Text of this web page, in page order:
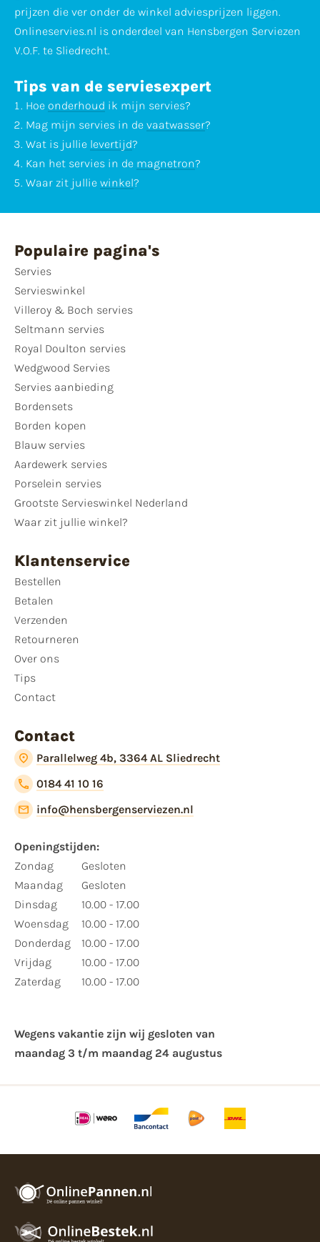
prijzen die ver onder de winkel adviesprijzen liggen.
Onlineservies.nl is onderdeel van Hensbergen Serviezen
V.O.F. te Sliedrecht.
Tips van de serviesexpert
Hoe onderhoud ik mijn servies?
Mag mijn servies in de vaatwasser?
Wat is jullie levertijd?
Kan het servies in de magnetron?
Waar zit jullie winkel?
Populaire pagina's
Servies
Servieswinkel
Villeroy & Boch servies
Seltmann servies
Royal Doulton servies
Wedgwood Servies
Servies aanbieding
Bordensets
Borden kopen
Blauw servies
Aardewerk servies
Porselein servies
Grootste Servieswinkel Nederland
Waar zit jullie winkel?
Klantenservice
Bestellen
Betalen
Verzenden
Retourneren
Over ons
Tips
Contact
Contact
Parallelweg 4b, 3364 AL Sliedrecht
0184 41 10 16
info@hensbergenserviezen.nl
Openingstijden:
Zondag
Maandag
Dinsdag
Woensdag
Donderdag
Vrijdag
Zaterdag
Gesloten
Gesloten
10.00 - 17.00
10.00 - 17.00
10.00 - 17.00
10.00 - 17.00
10.00 - 17.00
Wegens vakantie zijn wij gesloten van ​
maandag 3 t/m maandag 24 augustus